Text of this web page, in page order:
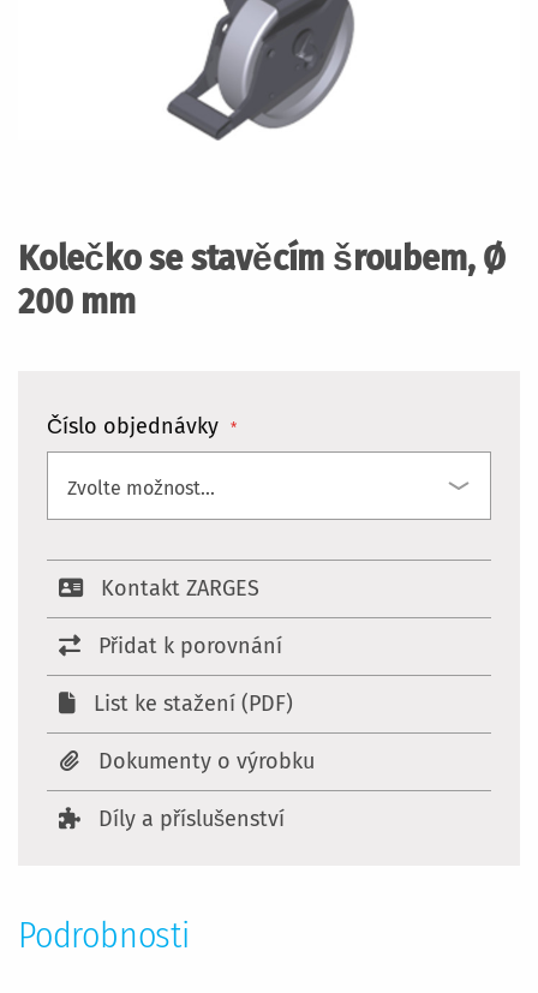
Kolečko se stavěcím šroubem, Ø
200 mm
Číslo objednávky
Kontakt ZARGES
Přidat k porovnání
List ke stažení (PDF)
Dokumenty o výrobku
Díly a příslušenství
galerie
s
obrázky
Podrobnosti